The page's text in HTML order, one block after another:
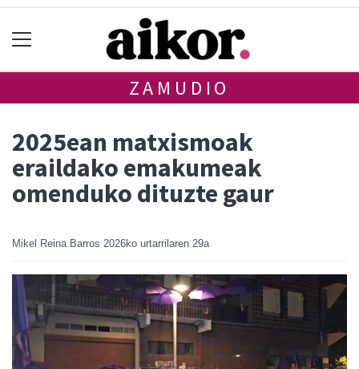
ZAMUDIO
2025ean matxismoak
eraildako emakumeak
omenduko dituzte gaur
Mikel Reina Barros 2026ko urtarrilaren 29a